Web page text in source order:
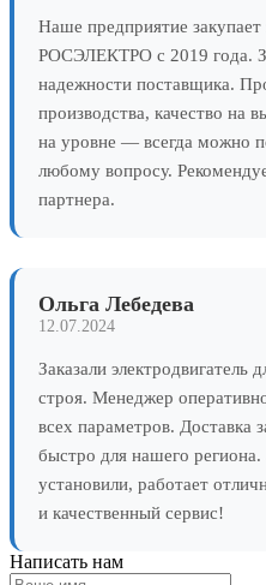
Наше предприятие закупает
РОСЭЛЕКТРО с 2019 года.
надежности поставщика.
производства, качество на
на уровне — всегда можно
любому вопросу.
партнера.
Ольга Лебедева
12.07.2024
Заказали
строя. Менеджер
всех параметров. Доставка
быстро для нашего региона.
установили, работает
и качественный сервис!
Написать нам